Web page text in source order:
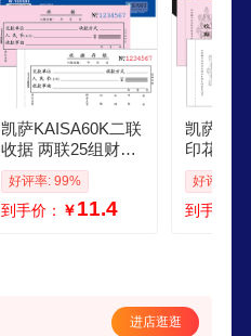
凯萨KAISA60K二联
收据 两联25组财务
现金收款收据单栏
票据财会用品17375
mm 10本装 W1605
好评率: 99%
到手价： ￥11.4
凯萨
印花收
无碳复
财会今
据10本
好评率:
到手价：
进店逛逛